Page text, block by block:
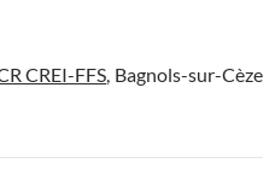
CREI-FFS , Bagnols-sur-Cèze